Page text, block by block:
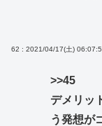
62 : 2021/04/17(土)
>>45
デメリッ
う発想が